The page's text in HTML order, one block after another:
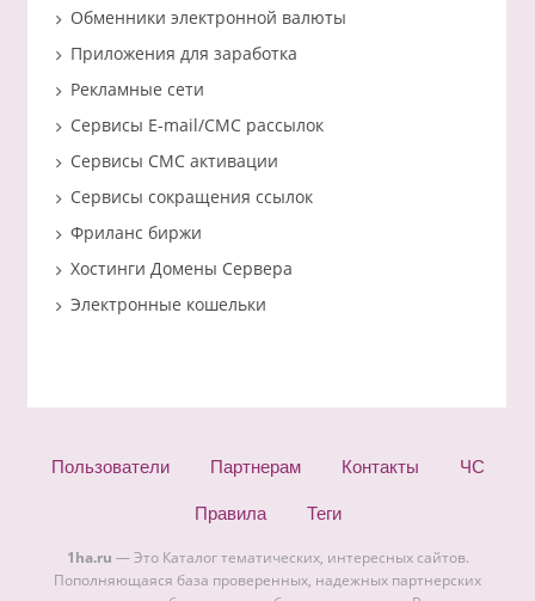
Обменники электронной валюты
Приложения для заработка
Рекламные сети
Сервисы E-mail/СМС рассылок
Сервисы СМС активации
Сервисы сокращения ссылок
Фриланс биржи
Хостинги Домены Сервера
Электронные кошельки
Пользователи Партнерам Контакты ЧС
Правила Теги
1ha.ru — Это Каталог тематических, интересных сайтов.
Пополняющаяся база проверенных, надежных партнерских